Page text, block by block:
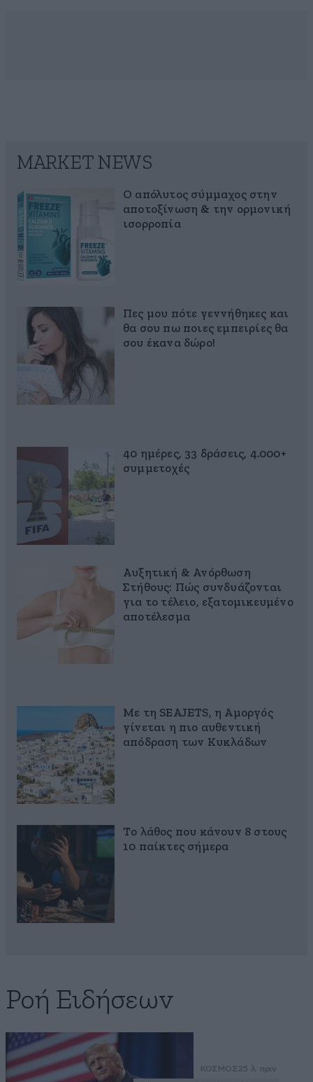
MARKET NEWS
Ο απόλυτος σύμμαχος στην
αποτοξίνωση & την ορμονική
ισορροπία
Πες μου πότε γεννήθηκες και
θα σου πω ποιες εμπειρίες θα
σου έκανα δώρο!
40 ημέρες, 33 δράσεις, 4.000+
συμμετοχές
Αυξητική & Ανόρθωση
Στήθους: Πώς συνδυάζονται
για το τέλειο, εξατομικευμένο
αποτέλεσμα
Με τη SEAJETS, η Αμοργός
γίνεται η πιο αυθεντική
απόδραση των Κυκλάδων
Το λάθος που κάνουν 8 στους
10 παίκτες σήμερα
Ροή Ειδήσεων
ΚΟΣΜΟΣ25 λ. πριν